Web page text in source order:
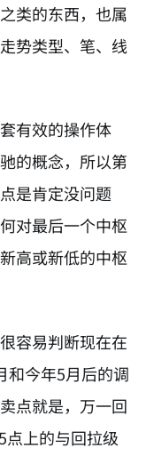
类的东西，也属
势类型、笔、线
有效的操作体
的概念，所以第
是肯定没问题
对最后一个中枢
高或新低的中枢
容易判断现在在
和今年5月后的调
点就是，万一回
点上的与回拉级